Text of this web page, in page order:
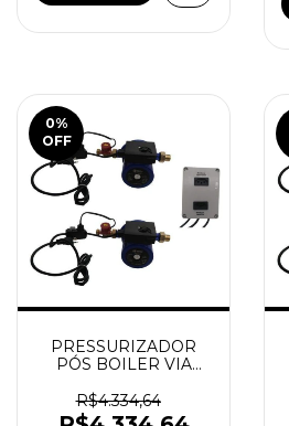
0%
OFF
PRESSURIZADOR
PÓS BOILER VIA
ORBITEC (Latão)
R$4.334,64